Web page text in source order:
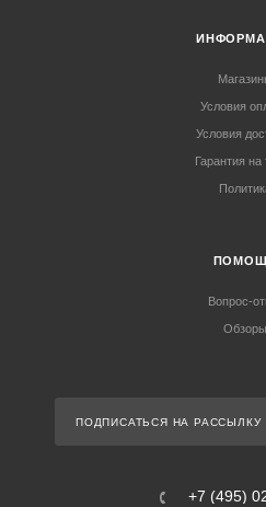
Условия
Условия
Гарантия на
Вопрос-
Обзоры
ПОДПИСАТЬСЯ НА РАССЫЛКУ
+7 (495)